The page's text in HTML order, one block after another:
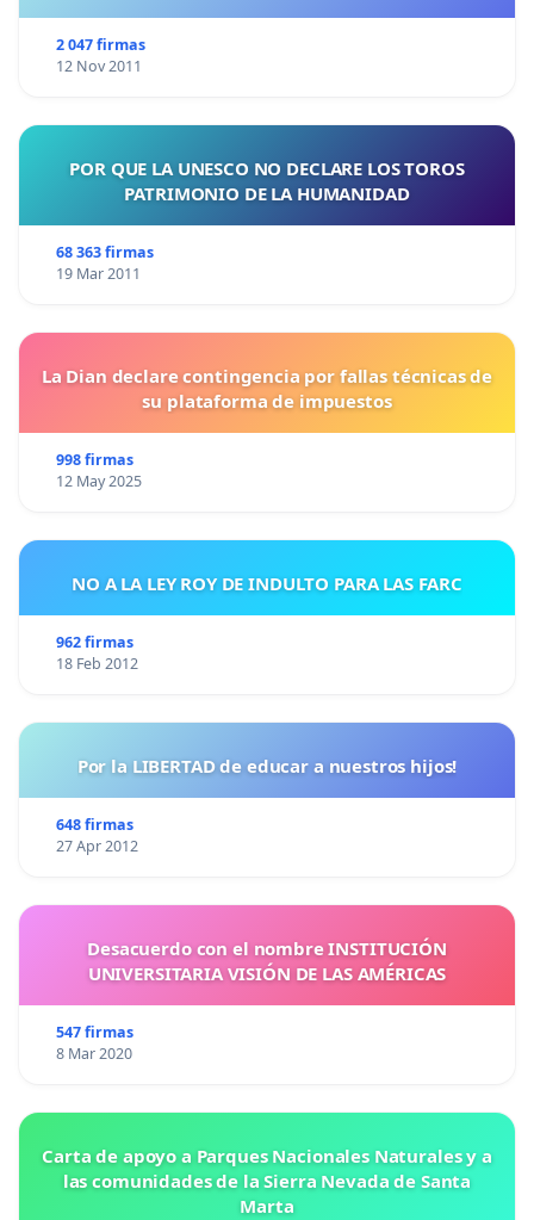
2 047 firmas
12 Nov 2011
POR QUE LA UNESCO NO DECLARE LOS TOROS
PATRIMONIO DE LA HUMANIDAD
68 363 firmas
19 Mar 2011
La Dian declare contingencia por fallas técnicas de
su plataforma de impuestos
998 firmas
12 May 2025
NO A LA LEY ROY DE INDULTO PARA LAS FARC
962 firmas
18 Feb 2012
Por la LIBERTAD de educar a nuestros hijos!
648 firmas
27 Apr 2012
Desacuerdo con el nombre INSTITUCIÓN
UNIVERSITARIA VISIÓN DE LAS AMÉRICAS
547 firmas
8 Mar 2020
Carta de apoyo a Parques Nacionales Naturales y a
las comunidades de la Sierra Nevada de Santa
Marta